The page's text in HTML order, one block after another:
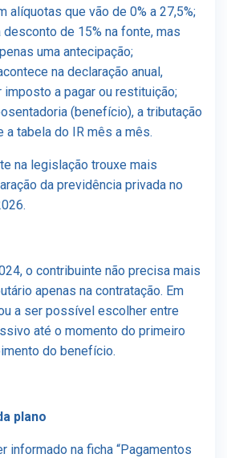
alíquotas que vão de 0% a 27,5%;
desconto de 15% na fonte, mas
uma antecipação;
na declaração anual,
imposto a pagar ou restituição;
(benefício), a tributação
a tabela do IR mês a mês.
na legislação trouxe mais
da previdência privada no
o contribuinte não precisa mais
apenas na contratação. Em
a ser possível escolher entre
até o momento do primeiro
do benefício.
plano
informado na ficha “Pagamentos